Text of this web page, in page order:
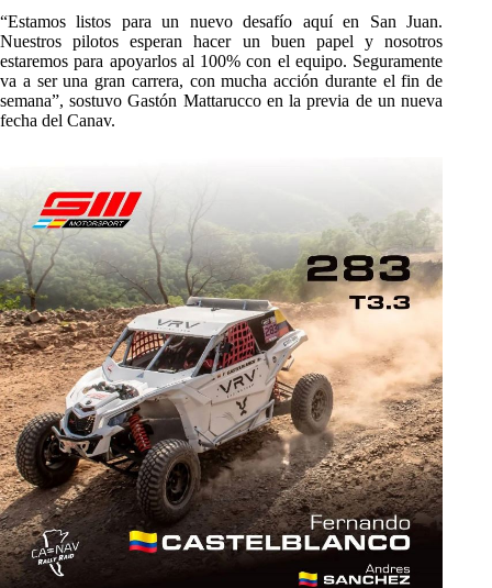
“Estamos listos para un nuevo desafío aquí en San Juan.
Nuestros pilotos esperan hacer un buen papel y nosotros
estaremos para apoyarlos al 100% con el equipo. Seguramente
va a ser una gran carrera, con mucha acción durante el fin de
semana”, sostuvo Gastón Mattarucco en la previa de un nueva
fecha del Canav.